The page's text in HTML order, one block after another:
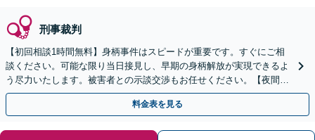
刑事裁判
【初回相談1時間無料】身柄事件はスピードが重要です。すぐにご相
談ください。可能な限り当日接見し、早期の身柄解放が実現できるよ
う尽力いたします。被害者との示談交渉もお任せください。【夜間・
休日対応可】【完全個室で相談】
料金表を見る